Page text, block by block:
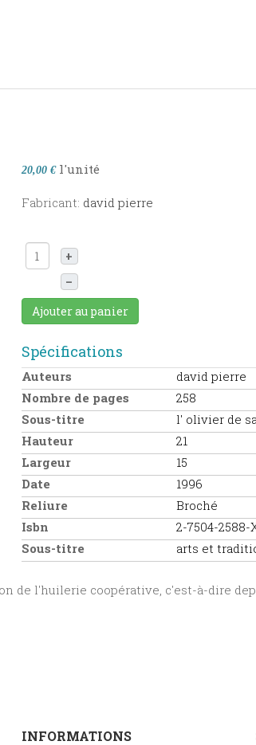
20,00 € l'unité
Fabricant: david pierre
+
–
Ajouter au panier
Spécifications
Auteurs
david pierre
Nombre de pages
258
Sous-titre
l' olivier de
Hauteur
21
Largeur
15
Date
1996
Reliure
Broché
Isbn
2-7504-2588-
Sous-titre
arts et
de l'huilerie coopérative, c'est-à-dire
INFORMATIONS